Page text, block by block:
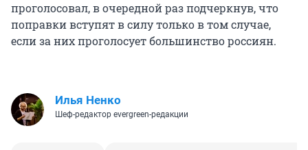
проголосовал, в очередной раз подчеркнув, что
поправки вступят в силу только в том случае,
если за них проголосует большинство россиян.
Илья Ненко
Шеф-редактор evergreen-редакции